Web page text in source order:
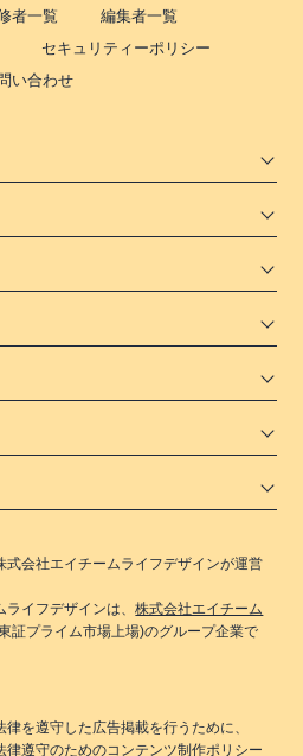
者一覧
編集者一覧
セキュリティーポリシー
い合わせ
式会社エイチームライフデザインが運営
ライフデザインは、株式会社エイチーム
証プライム市場上場)のグループ企業で
律を遵守した広告掲載を行うために、
律遵守のためのコンテンツ制作ポリシー